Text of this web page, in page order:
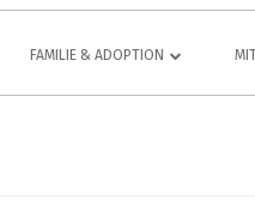
FAMILIE & ADOPTION